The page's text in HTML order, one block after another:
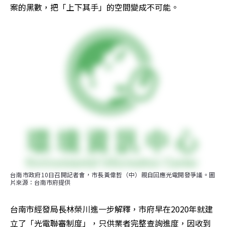
案的黑數，把「上下其手」的空間變成不可能。
台南市政府10日召開記者會，市長黃偉哲（中）親自回應光電開發爭議。圖
片來源：台南市府提供
台南市經發局長林榮川進一步解釋，市府早在2020年就建
立了「光電聯審制度」，只供業者完整查詢進度，因收到